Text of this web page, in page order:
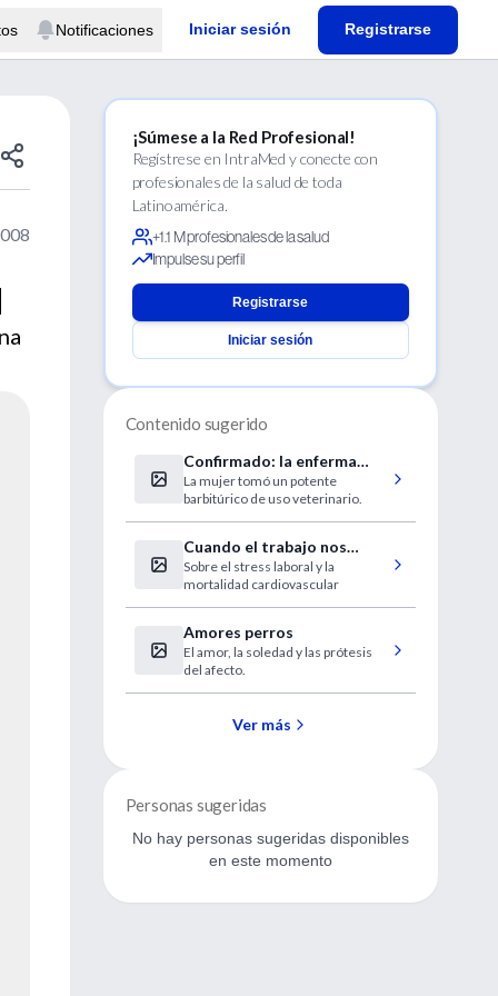
Notificaciones Iniciar sesión Registrarse
¡Súmese a la Red Profesional!
Regístrese en IntraMed y conecte con
profesionales de la salud de toda
Latinoamérica.
+1.1 M profesionales de la salud
Impulse su perfil
Registrarse
Iniciar sesión
Contenido sugerido
Confirmado: la enferma
francesa se suicidó
La mujer tomó un potente
barbitúrico de uso veterinario.
Cuando el trabajo nos
“come” la vida
Sobre el stress laboral y la
mortalidad cardiovascular
Amores perros
El amor, la soledad y las prótesis
del afecto.
Ver más
Personas sugeridas
No hay personas sugeridas disponibles
en este momento